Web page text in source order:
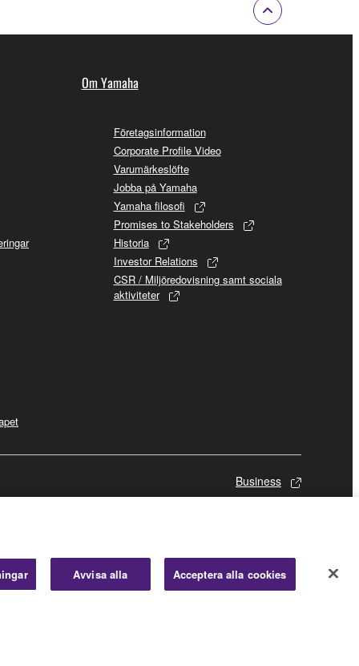
Om Yamaha
Företagsinformation
Corporate Profile Video
Varumärkeslöfte
Jobba på Yamaha
Yamaha filosofi
Promises to Stakeholders
Historia
Investor Relations
CSR / Miljöredovisning samt sociala
aktiviteter
Business
Avvisa alla Acceptera alla cookies